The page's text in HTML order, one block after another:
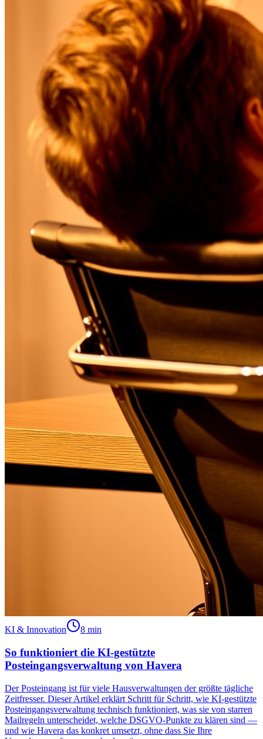
KI & Innovation 8 min
So funktioniert die KI-gestützte
Posteingangsverwaltung von Havera
Der Posteingang ist für viele Hausverwaltungen der größte tägliche
Zeitfresser. Dieser Artikel erklärt Schritt für Schritt, wie KI-gestützte
Posteingangsverwaltung technisch funktioniert, was sie von starren
Mailregeln unterscheidet, welche DSGVO-Punkte zu klären sind —
und wie Havera das konkret umsetzt, ohne dass Sie Ihre